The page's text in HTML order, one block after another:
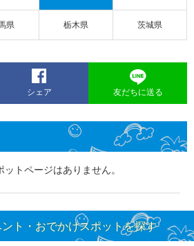
県 栃木県 茨城県
シェア 友だちに送る
トページはありません。
ト・おでかけスポットを探す